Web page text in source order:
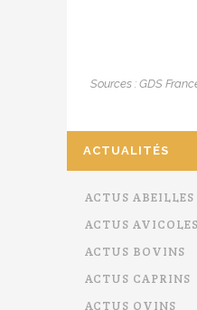
Sources : GDS
ACTUALITÉS
ACTUS ABEILLES
ACTUS AVICOLES
ACTUS BOVINS
ACTUS CAPRINS
ACTUS OVINS